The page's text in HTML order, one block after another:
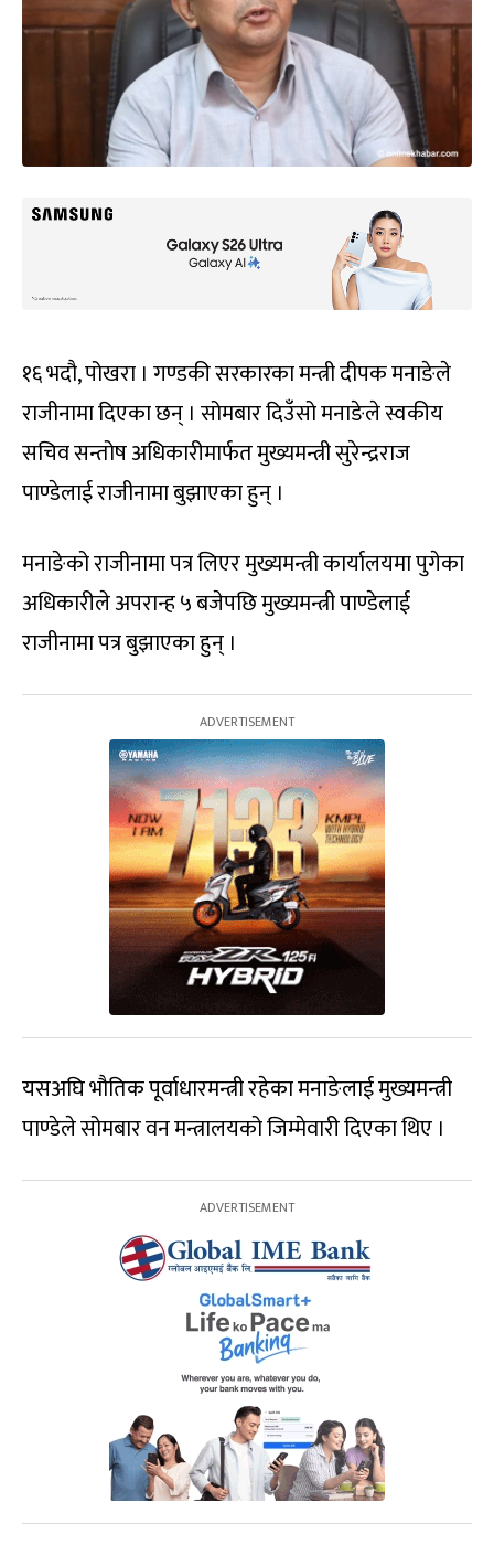
१६ भदौ, पोखरा । गण्डकी सरकारका मन्त्री दीपक मनाङेले
राजीनामा दिएका छन् । सोमबार दिउँसो मनाङेले स्वकीय
सचिव सन्तोष अधिकारीमार्फत मुख्यमन्त्री सुरेन्द्रराज
पाण्डेलाई राजीनामा बुझाएका हुन् ।
मनाङेको राजीनामा पत्र लिएर मुख्यमन्त्री कार्यालयमा पुगेका
अधिकारीले अपरान्ह ५ बजेपछि मुख्यमन्त्री पाण्डेलाई
राजीनामा पत्र बुझाएका हुन् ।
यसअघि भौतिक पूर्वाधारमन्त्री रहेका मनाङेलाई मुख्यमन्त्री
पाण्डेले सोमबार वन मन्त्रालयको जिम्मेवारी दिएका थिए ।